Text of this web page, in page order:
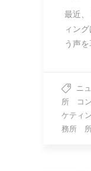
最近
ィン
う声
ニ
所 コン
ケティ
務所